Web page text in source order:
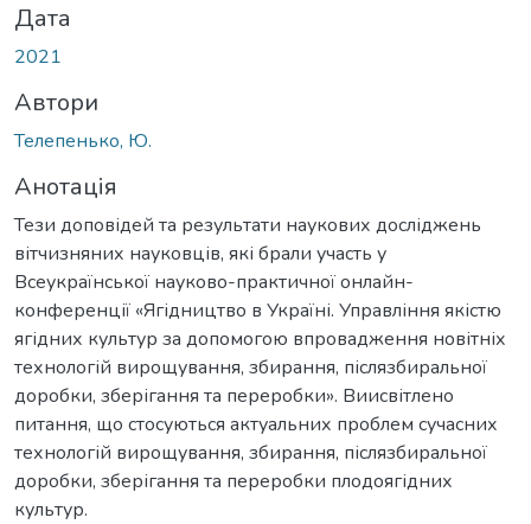
Дата
2021
Автори
Телепенько, Ю.
Анотація
Тези доповідей та результати наукових досліджень
вітчизняних науковців, які брали участь у
Всеукраїнської науково-практичної онлайн-
конференції «Ягідництво в Україні. Управління якістю
ягідних культур за допомогою впровадження новітніх
технологій вирощування, збирання, післязбиральної
доробки, зберігання та переробки». Виисвітлено
питання, що стосуються актуальних проблем сучасних
технологій вирощування, збирання, післязбиральної
доробки, зберігання та переробки плодоягідних
культур.